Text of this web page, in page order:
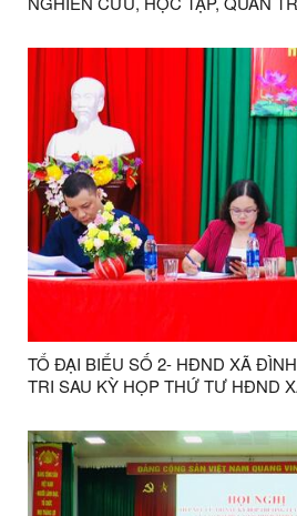
CHẤP HÀNH TRUNG ƯƠNG
TỔ ĐẠI BIỂU SỐ 2- HĐND XÃ
TRI SAU KỲ HỌP THỨ TƯ HĐND